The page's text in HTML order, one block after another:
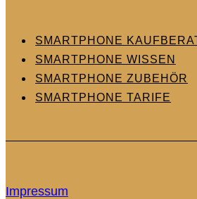
SMARTPHONE
SMARTPHONE WISSEN
SMARTPHONE ZUBEHÖR
SMARTPHONE TARIFE
Impressum